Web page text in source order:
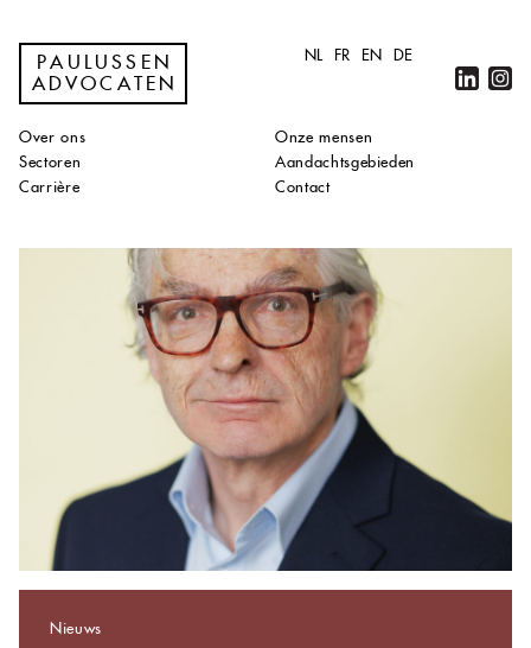
PAULUSSEN
ADVOCATEN
NL FR EN DE
Over ons
Onze mensen
Sectoren
Aandachtsgebieden
Carrière
Contact
Nieuws